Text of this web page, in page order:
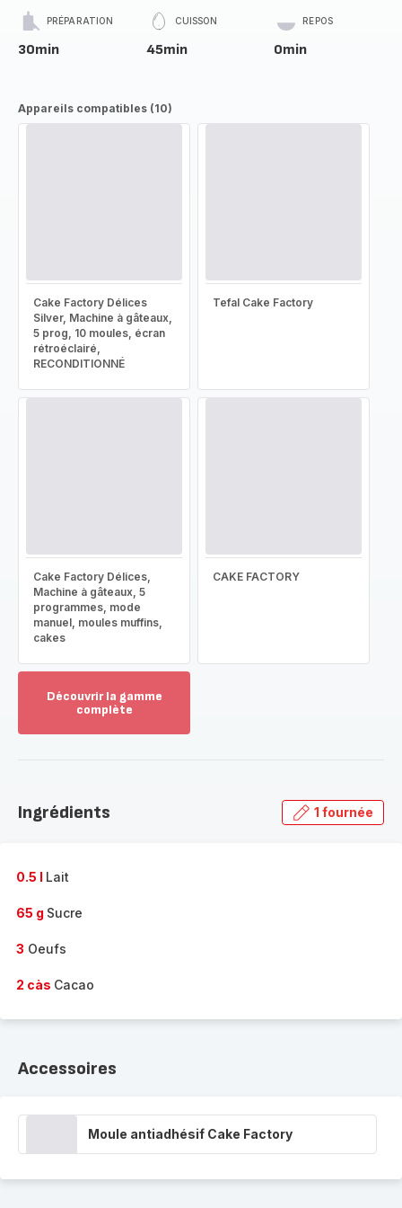
PRÉPARATION
30min
CUISSON
45min
REPOS
0min
Appareils compatibles (10)
Cake Factory Délices
Silver, Machine à gâteaux,
5 prog, 10 moules, écran
rétroéclairé,
RECONDITIONNÉ
Tefal Cake Factory
Cake Factory Délices,
Machine à gâteaux, 5
programmes, mode
manuel, moules muffins,
cakes
CAKE FACTORY
Découvrir la gamme
complète
gamme
Ingrédients 1 fournée
0.5 l Lait
65 g Sucre
3 Oeufs
2 càs Cacao
Accessoires
Moule antiadhésif Cake Factory